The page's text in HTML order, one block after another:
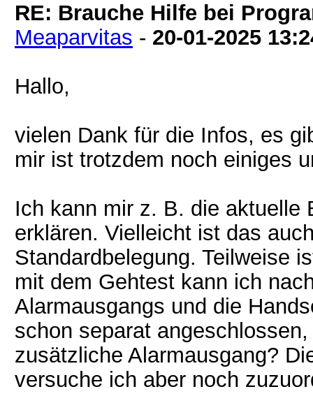
RE: Brauche Hilfe bei
Meaparvitas - 20-01-2025
Hallo,
vielen Dank für die Infos, es
mir ist trotzdem noch einiges
Ich kann mir z. B. die aktuelle
erklären. Vielleicht ist das
Standardbelegung. Teilweise
mit dem Gehtest kann ich
Alarmausgangs und die
schon separat
zusätzliche Alarmausgang?
versuche ich aber noch